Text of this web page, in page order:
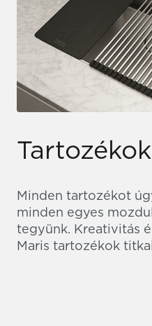
Tartozékok
Minden tartozékot
minden egyes
tegyünk. Kreativitás
Maris tartozékok